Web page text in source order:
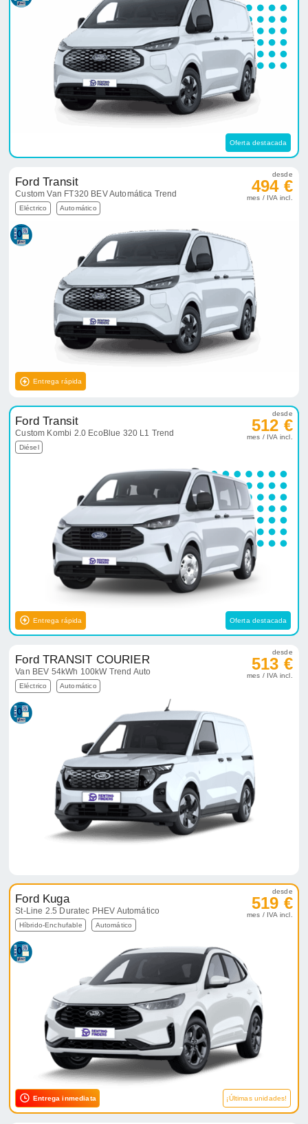
Oferta destacada
Ford Transit
Custom Van FT320 BEV Automática Trend
Eléctrico Automático
desde
494 €
mes / IVA incl.
Entrega rápida
Ford Transit
Custom Kombi 2.0 EcoBlue 320 L1 Trend
Diésel
desde
512 €
mes / IVA incl.
Entrega rápida Oferta destacada
Ford TRANSIT COURIER
Van BEV 54kWh 100kW Trend Auto
Eléctrico Automático
desde
513 €
mes / IVA incl.
Ford Kuga
St-Line 2.5 Duratec PHEV Automático
Híbrido-Enchufable Automático
desde
519 €
mes / IVA incl.
Entrega inmediata ¡Últimas unidades!